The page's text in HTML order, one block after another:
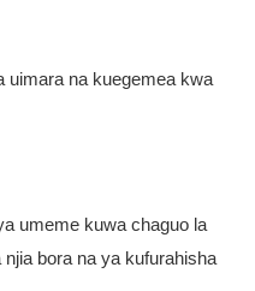
uimara na kuegemea kwa
umeme kuwa chaguo la
bora na ya kufurahisha